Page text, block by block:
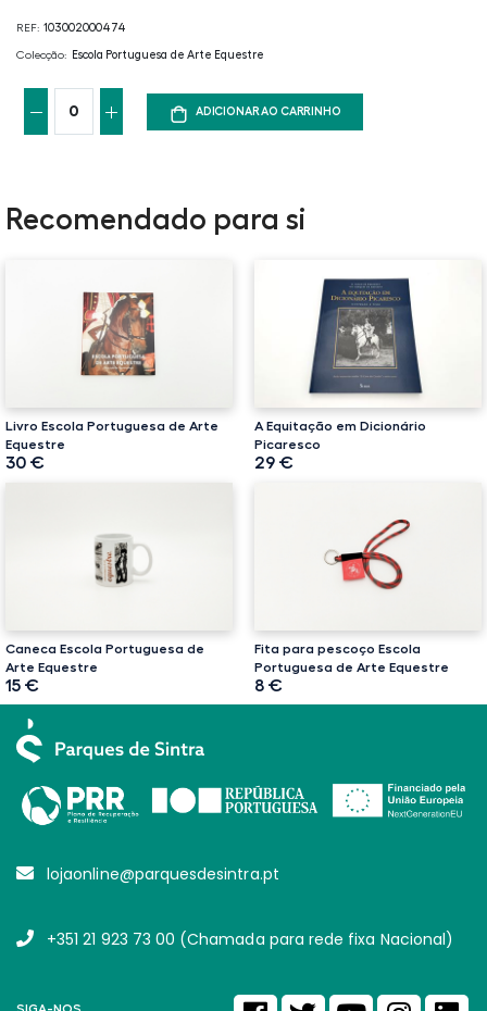
REF:103002000474
Colecção: Escola Portuguesa de Arte Equestre
ADICIONAR AO CARRINHO
Recomendado para si
Livro Escola Portuguesa de Arte
Equestre
30 €
A Equitação em Dicionário
Picaresco
29 €
Caneca Escola Portuguesa de
Arte Equestre
15 €
Fita para pescoço Escola
Portuguesa de Arte Equestre
8 €
lojaonline@parquesdesintra.pt
+351 21 923 73 00 (Chamada para rede fixa Nacional)